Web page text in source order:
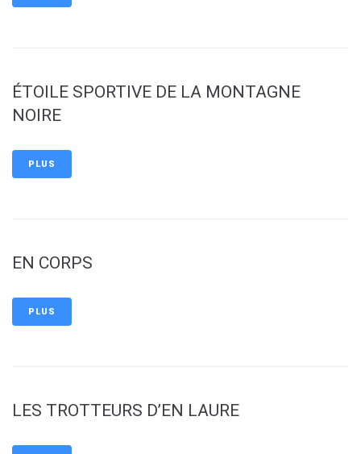
ÉTOILE SPORTIVE DE LA MONTAGNE
NOIRE
PLUS
EN CORPS
PLUS
LES TROTTEURS D’EN LAURE